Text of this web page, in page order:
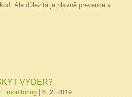
Ale důležitá je hlavně prevence a
VYDER?
monitoring | 6. 2. 2019